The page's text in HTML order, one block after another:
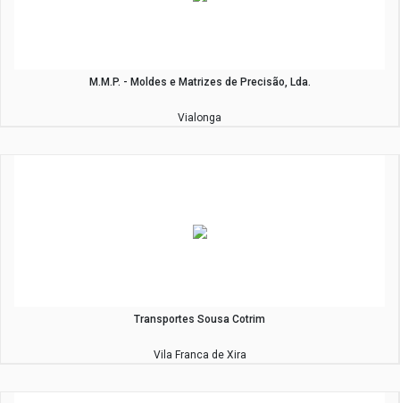
M.M.P. - Moldes e Matrizes de Precisão, Lda.
Vialonga
Transportes Sousa Cotrim
Vila Franca de Xira